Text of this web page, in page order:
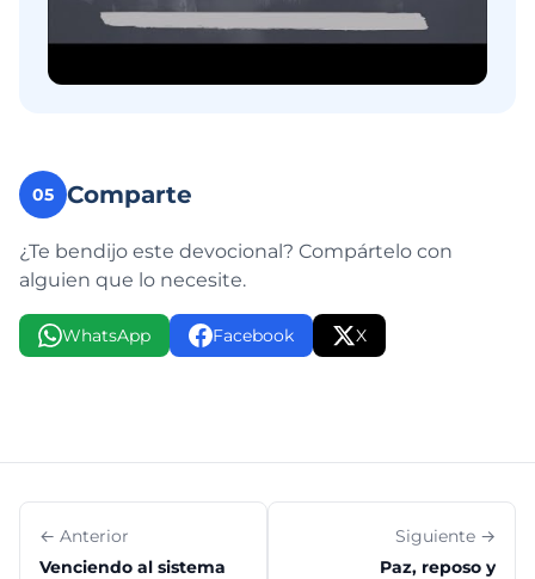
05 Comparte
¿Te bendijo este devocional? Compártelo con
alguien que lo necesite.
WhatsApp Facebook X
← Anterior
Venciendo al sistema
Siguiente →
Paz, reposo y